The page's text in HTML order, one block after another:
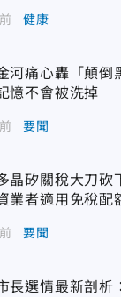
健康
河痛心轟「顛倒
憶不會被洗掉
要聞
晶矽關稅大刀砍
業者適用免稅配
要聞
長選情最新剖析